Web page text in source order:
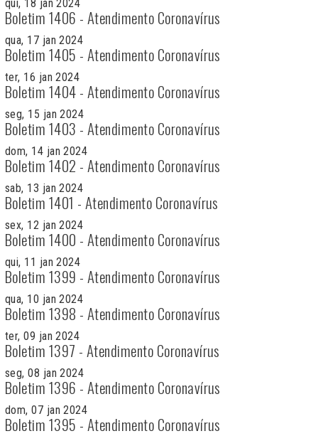
qui, 18 jan 2024
Boletim 1406 - Atendimento Coronavírus
qua, 17 jan 2024
Boletim 1405 - Atendimento Coronavírus
ter, 16 jan 2024
Boletim 1404 - Atendimento Coronavírus
seg, 15 jan 2024
Boletim 1403 - Atendimento Coronavírus
dom, 14 jan 2024
Boletim 1402 - Atendimento Coronavírus
sab, 13 jan 2024
Boletim 1401 - Atendimento Coronavírus
sex, 12 jan 2024
Boletim 1400 - Atendimento Coronavírus
qui, 11 jan 2024
Boletim 1399 - Atendimento Coronavírus
qua, 10 jan 2024
Boletim 1398 - Atendimento Coronavírus
ter, 09 jan 2024
Boletim 1397 - Atendimento Coronavírus
seg, 08 jan 2024
Boletim 1396 - Atendimento Coronavírus
dom, 07 jan 2024
Boletim 1395 - Atendimento Coronavírus